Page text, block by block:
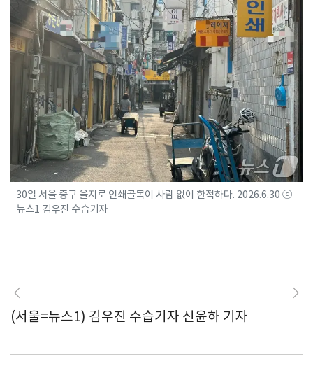
30일 서울 중구 을지로 인쇄골목이 사람 없이 한적하다. 2026.6.30 ⓒ
뉴스1 김우진 수습기자
(서울=뉴스1) 김우진 수습기자 신윤하 기자